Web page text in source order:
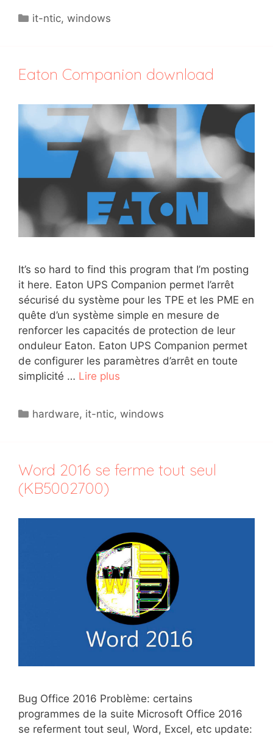
Catégories
it-ntic,windows
Eaton Companion download
It’s so hard to find this program that I’m posting
it here. Eaton UPS Companion permet l’arrêt
sécurisé du système pour les TPE et les PME en
quête d’un système simple en mesure de
renforcer les capacités de protection de leur
onduleur Eaton. Eaton UPS Companion permet
de configurer les paramètres d’arrêt en toute
simplicité … Lire plus
Catégories
hardware, it-ntic,windows
Word 2016 se ferme tout seul
(KB5002700)
Bug Office 2016 Problème: certains
programmes de la suite Microsoft Office 2016
se referment tout seul, Word, Excel, etc update: